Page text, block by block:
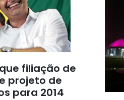
filiação de
projeto de
para 2014